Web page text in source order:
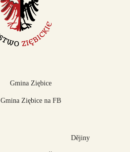
Gmina Ziębice
Gmina Ziębice na FB
Dějiny